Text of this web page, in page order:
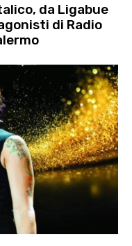
da Ligabue
di Radio